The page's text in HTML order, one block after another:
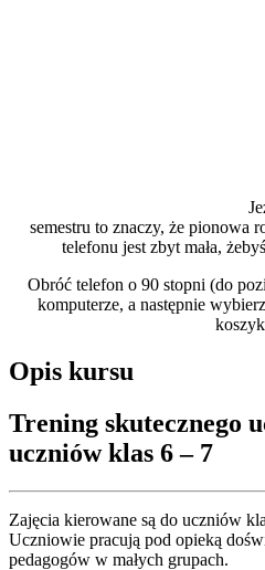
semestru to znaczy, że pionowa
telefonu jest zbyt mała,
Obróć telefon o 90 stopni (do
komputerze, a następnie
Opis kursu
Trening skutecznego
uczniów klas 6 – 7
Zajęcia kierowane są do uczniów
Uczniowie pracują pod opieką
pedagogów w małych grupach.